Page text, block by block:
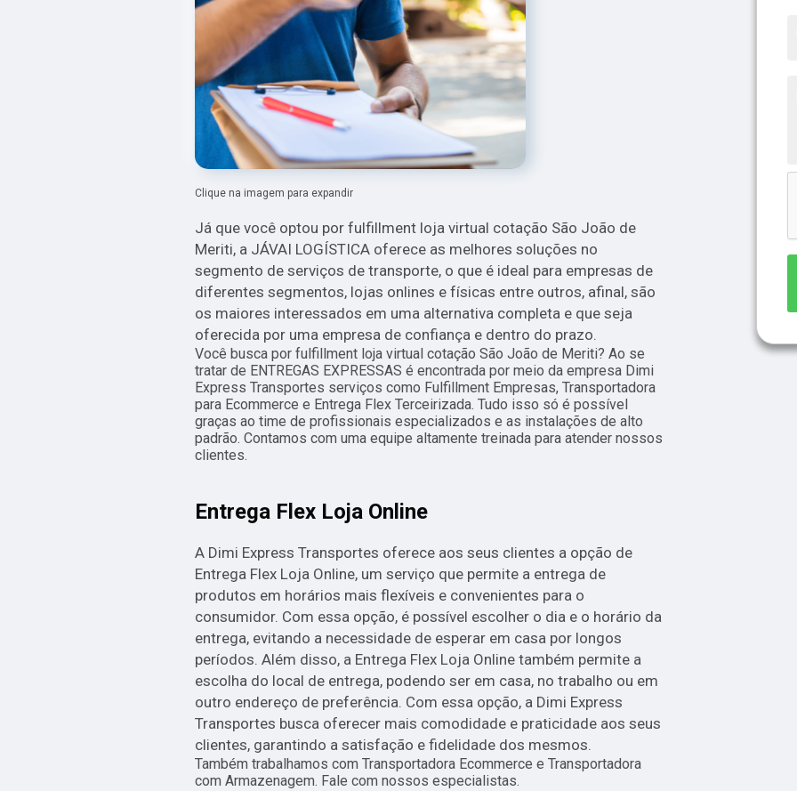
Clique na imagem para expandir
Já que você optou por fulfillment loja virtual cotação São João de
Meriti, a JÁVAI LOGÍSTICA oferece as melhores soluções no
segmento de serviços de transporte, o que é ideal para empresas de
diferentes segmentos, lojas onlines e físicas entre outros, afinal, são
os maiores interessados em uma alternativa completa e que seja
oferecida por uma empresa de confiança e dentro do prazo.
Você busca por fulfillment loja virtual cotação São João de Meriti? Ao se
tratar de ENTREGAS EXPRESSAS é encontrada por meio da empresa Dimi
Express Transportes serviços como Fulfillment Empresas, Transportadora
para Ecommerce e Entrega Flex Terceirizada. Tudo isso só é possível
graças ao time de profissionais especializados e as instalações de alto
padrão. Contamos com uma equipe altamente treinada para atender nossos
clientes.
Entrega Flex Loja Online
A Dimi Express Transportes oferece aos seus clientes a opção de
Entrega Flex Loja Online, um serviço que permite a entrega de
produtos em horários mais flexíveis e convenientes para o
consumidor. Com essa opção, é possível escolher o dia e o horário da
entrega, evitando a necessidade de esperar em casa por longos
períodos. Além disso, a Entrega Flex Loja Online também permite a
escolha do local de entrega, podendo ser em casa, no trabalho ou em
outro endereço de preferência. Com essa opção, a Dimi Express
Transportes busca oferecer mais comodidade e praticidade aos seus
clientes, garantindo a satisfação e fidelidade dos mesmos.
Também trabalhamos com Transportadora Ecommerce e Transportadora
com Armazenagem. Fale com nossos especialistas.